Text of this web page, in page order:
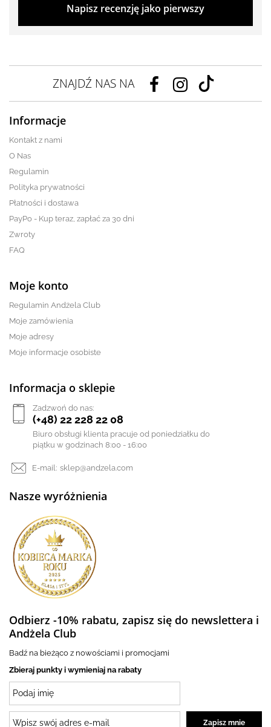
Napisz recenzję jako pierwszy
ZNAJDŹ NAS NA
Informacje
Kontakt z nami
O Nas
Regulamin
Polityka prywatności
Płatności i dostawa
PayPo - Kup teraz, zapłać za 30 dni
Zwroty
FAQ
Moje konto
Regulamin Andżela Club
Moje zamówienia
Moje adresy
Moje informacje osobiste
Informacja o sklepie
Zadzwoń do nas:
(+48) 22 228 22 08
Biuro obsługi klienta pracuje od poniedziałku do
piątku w godzinach 8:00 - 16:00
E-mail: sklep@andzela.com
Nasze wyróżnienia
Odbierz -10% rabatu, zapisz się do newslettera i
Andżela Club
Badź na bieżąco z nowościami i promocjami
Zbieraj punkty i wymieniaj na rabaty